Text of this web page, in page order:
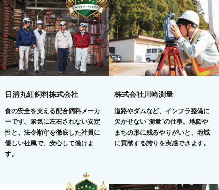
日清丸紅飼料株式会社
食の安全を支える配合飼料メーカ
ーです。景気に左右されない安定
性と、法令順守を徹底した社員に
優しい社風で、安心して働けま
す。
株式会社川崎測量
道路やダムなど、インフラ整備に
欠かせない“測量”の仕事。地図や
まちの形に残るやりがいと、地域
に貢献する誇りを実感できます。